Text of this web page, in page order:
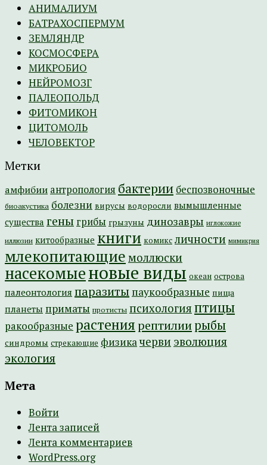
АНИМАЛИУМ
БАТРАХОСПЕРМУМ
ЗЕМЛЯНДР
КОСМОСФЕРА
МИКРОБИО
НЕЙРОМОЗГ
ПАЛЕОПОЛЬД
ФИТОМИКОН
ЦИТОМОЛЬ
ЧЕЛОВЕКТОР
Метки
амфибии антропология бактерии беспозвоночные
биоакустика болезни вирусы водоросли вымышленные
существа гены грибы грызуны динозавры иглокожие
иллюзии китообразные книги комикс личности мимикрия
млекопитающие моллюски
насекомыеновые виды океан острова
палеонтология паразиты паукообразные пища
планеты приматы протисты психология птицы
ракообразные растениярептилиирыбы
синдромы стрекающие физикачерви эволюция
экология
Мета
Войти
Лента записей
Лента комментариев
WordPress.org